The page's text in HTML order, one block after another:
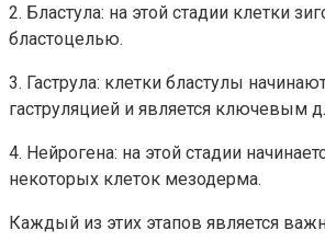
2. Бластула: на этой стадии клетки
бластоцелью.
3. Гаструла: клетки бластулы
гаструляцией и является ключевым
4. Нейрогена: на этой стадии
некоторых клеток мезодерма.
Каждый из этих этапов является